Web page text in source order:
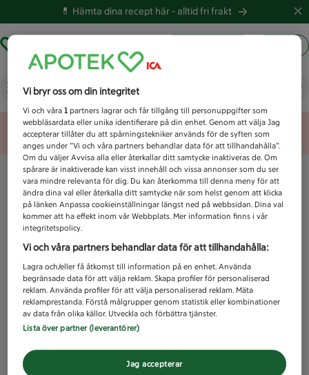
💊 Hämta dina recept här -alltid fri frakt
Vad letar du efter idag?
Unknown error
Vi bryr oss om din integritet
Vi och våra1 partners lagrar och får tillgång till personuppgifter som
webbläsardata eller unika identifierare på din enhet. Genom att välja Jag
accepterar tillåter du att spårningstekniker används för de syften som
anges under ”Vi och våra partners behandlar data för att tillhandahålla”.
Om du väljer Avvisa alla eller återkallar ditt samtycke inaktiveras de. Om
spårare är inaktiverade kan visst innehåll och vissa annonser som du ser
vara mindre relevanta för dig. Du kan återkomma till denna meny för att
ändra dina val eller återkalla ditt samtycke när som helst genom att klicka
på länken Anpassa cookieinställningar längst ned på webbsidan. Dina val
kommer att ha effekt inom vår Webbplats. Mer information finns i vår
integritetspolicy.
Vi och våra partners behandlar data för att tillhandahålla:
Lagra och/eller få åtkomst till information på en enhet. Använda
begränsade data för att välja reklam. Skapa profiler för personaliserad
reklam. Använda profiler för att välja personaliserad reklam. Mäta
reklamprestanda. Förstå målgrupper genom statistik eller kombinationer
av data från olika källor. Utveckla och förbättra tjänster.
Lista över partner (leverantörer)
Jag accepterar